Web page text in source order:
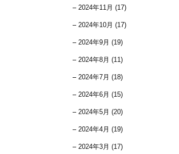
2024年11月 (17)
2024年10月 (17)
2024年9月 (19)
2024年8月 (11)
2024年7月 (18)
2024年6月 (15)
2024年5月 (20)
2024年4月 (19)
2024年3月 (17)